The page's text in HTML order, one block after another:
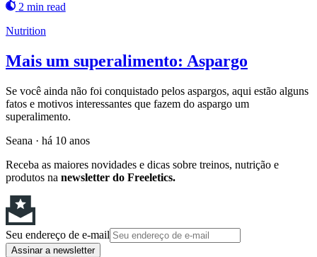
2 min read
Nutrition
Mais um superalimento: Aspargo
Se você ainda não foi conquistado pelos aspargos, aqui estão alguns
fatos e motivos interessantes que fazem do aspargo um
superalimento.
Seana · há 10 anos
Receba as maiores novidades e dicas sobre treinos, nutrição e
produtos na newsletter do Freeletics.
Seu endereço de e-mail
Assinar a newsletter